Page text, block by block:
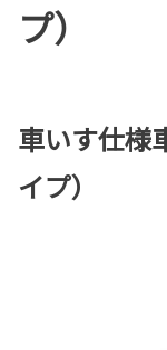
プ）
車いす仕様
イプ）